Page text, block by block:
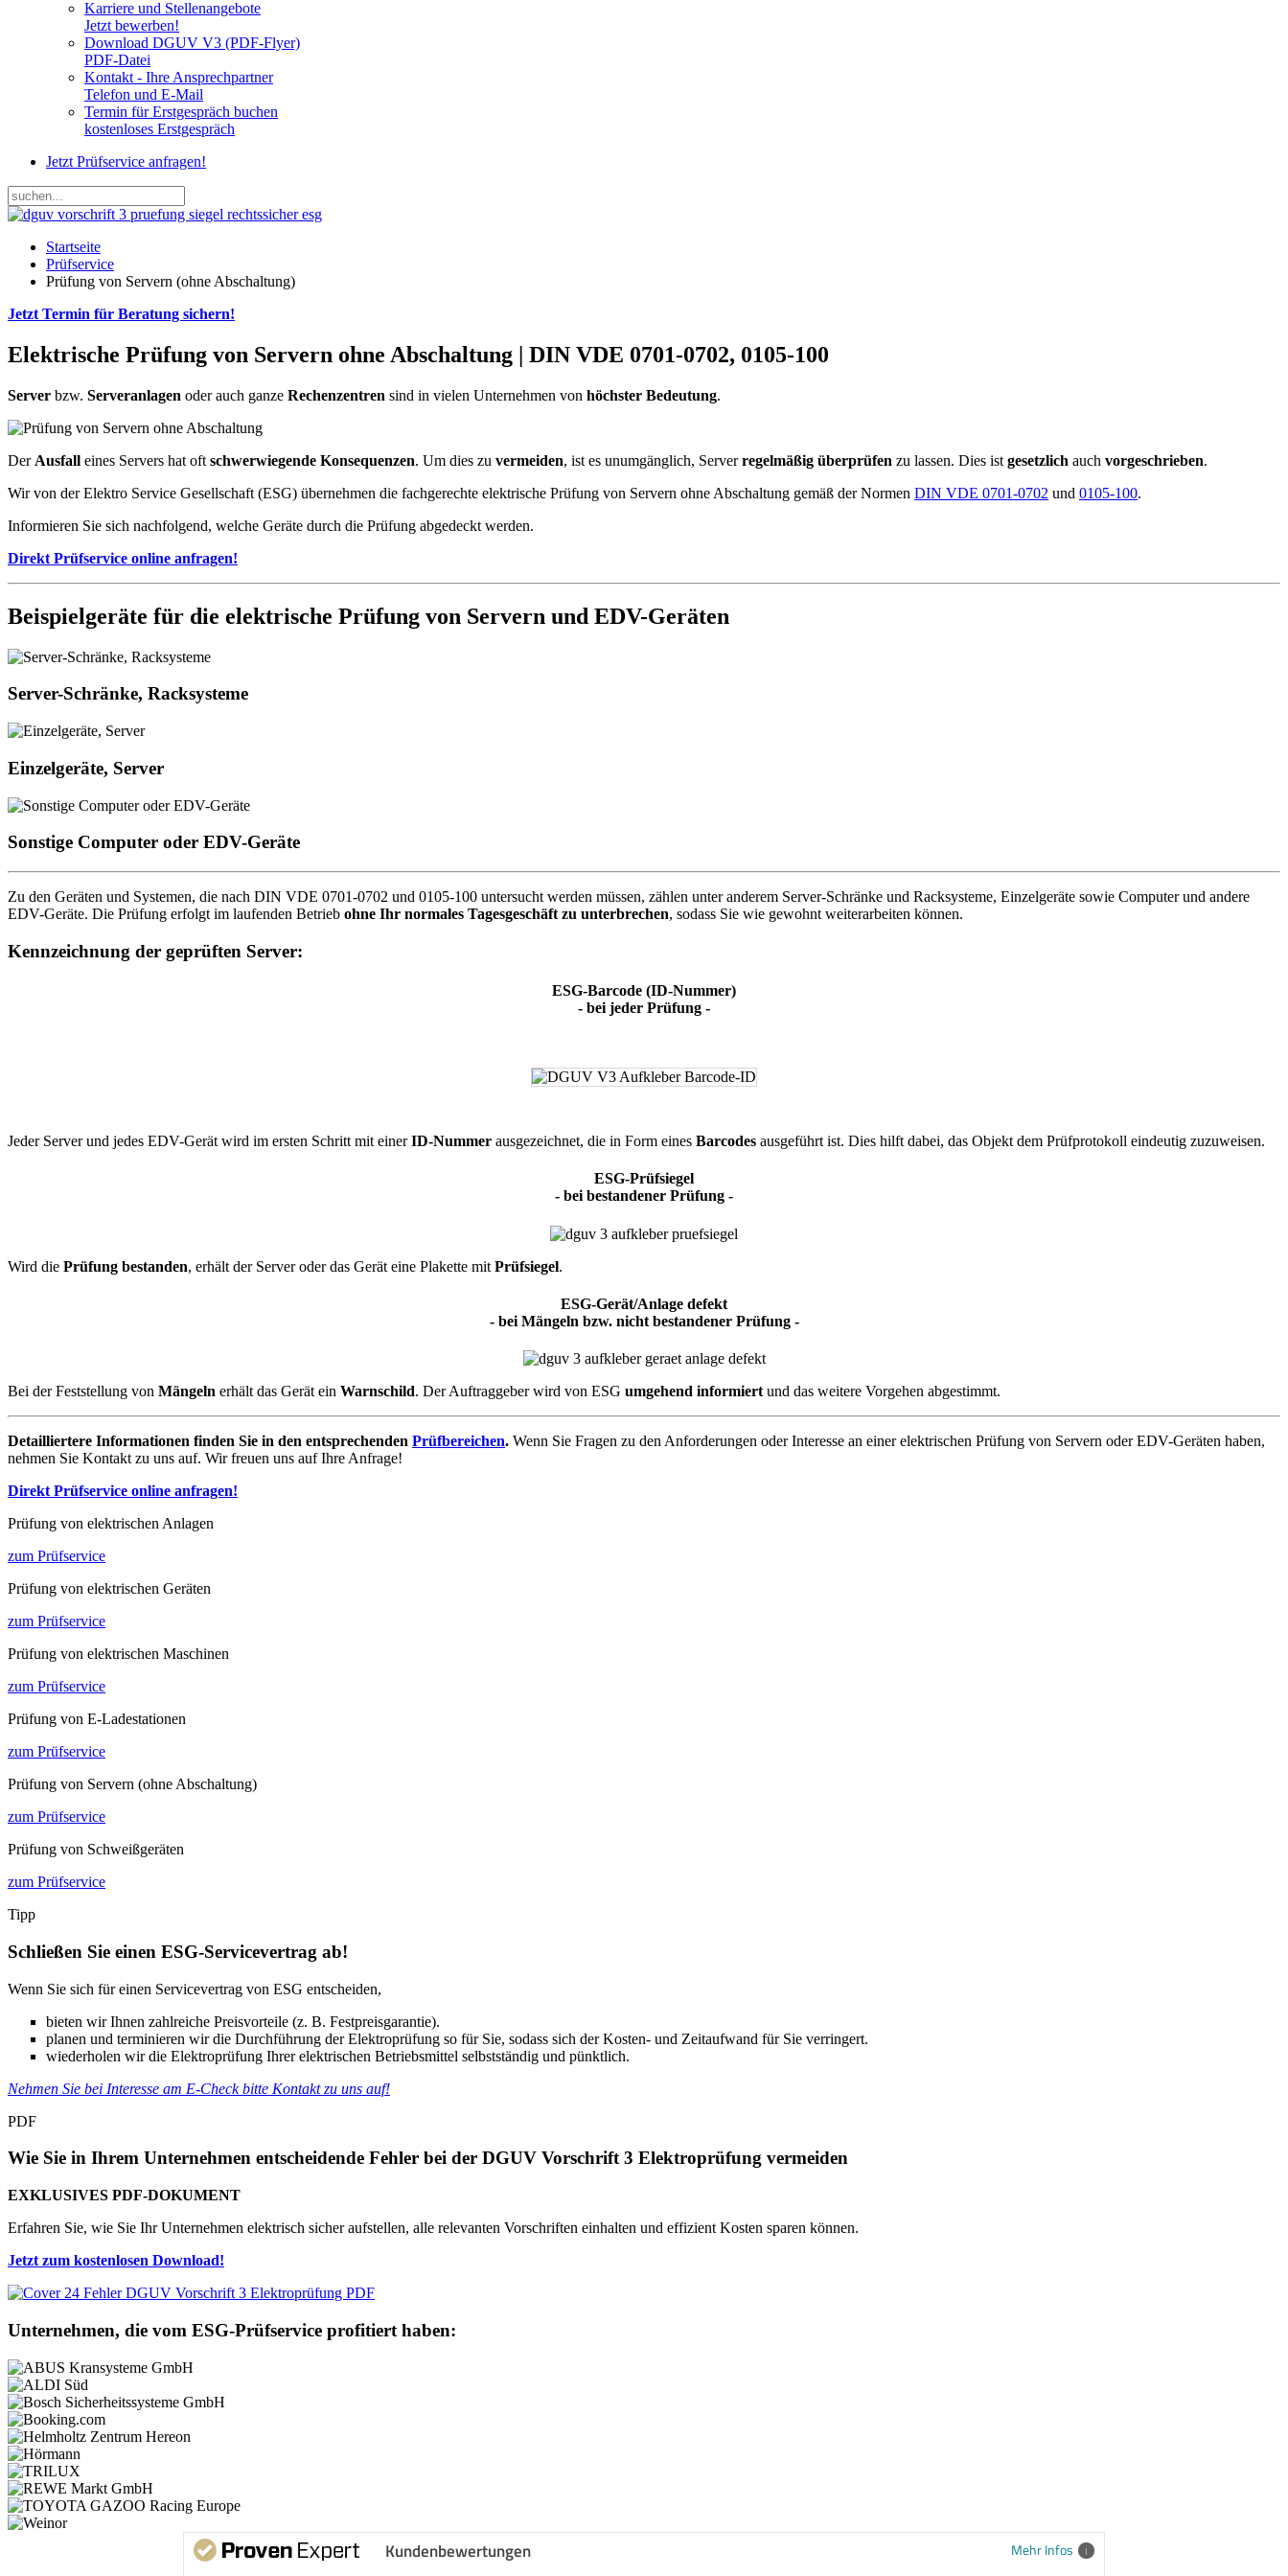
Karriere und Stellenangebote
Jetzt bewerben!
Download DGUV V3 (PDF-Flyer)
PDF-Datei
Kontakt - Ihre Ansprechpartner
Telefon und E-Mail
Termin für Erstgespräch buchen
kostenloses Erstgespräch
Jetzt Prüfservice anfragen!
Startseite
Prüfservice
Prüfung von Servern (ohne Abschaltung)
Jetzt Termin für Beratung sichern!
Elektrische Prüfung von Servern ohne Abschaltung | DIN VDE 0701-0702, 0105-100
Server bzw. Serveranlagen oder auch ganze Rechenzentren sind in vielen Unternehmen von höchster Bedeutung.
Der Ausfall eines Servers hat oft schwerwiegende Konsequenzen. Um dies zu vermeiden, ist es unumgänglich, Serverregelmäßig überprüfen zu lassen. Dies ist gesetzlich auch vorgeschrieben.
Wir von der Elektro Service Gesellschaft (ESG) übernehmen die fachgerechte elektrische Prüfung von Servern ohne Abschaltung gemäß der Normen DIN VDE 0701-0702 und 0105-100.
Informieren Sie sich nachfolgend, welche Geräte durch die Prüfung abgedeckt werden.
Direkt Prüfservice online anfragen!
Beispielgeräte für die elektrische Prüfung von Servern und EDV-Geräten
Server-Schränke, Racksysteme
Einzelgeräte, Server
Sonstige Computer oder EDV-Geräte
Zu den Geräten und Systemen, die nach DIN VDE 0701-0702 und 0105-100 untersucht werden müssen, zählen unter anderem Server-Schränke und Racksysteme, Einzelgeräte sowie Computer und andere
EDV-Geräte. Die Prüfung erfolgt im laufenden Betrieb ohne Ihr normales Tagesgeschäft zu unterbrechen, sodass Sie wie gewohnt weiterarbeiten können.
Kennzeichnung der geprüften Server:
ESG-Barcode (ID-Nummer)
- bei jeder Prüfung -
Jeder Server und jedes EDV-Gerät wird im ersten Schritt mit einerID-Nummer ausgezeichnet, die in Form eines Barcodes ausgeführt ist. Dies hilft dabei, das Objekt dem Prüfprotokoll eindeutig zuzuweisen.
ESG-Prüfsiegel
- bei bestandener Prüfung -
Wird die Prüfung bestanden, erhält der Server oder das Gerät eine Plakette mit Prüfsiegel.
ESG-Gerät/Anlage defekt
- bei Mängeln bzw. nicht bestandener Prüfung -
Bei der Feststellung von Mängeln erhält das Gerät ein Warnschild. Der Auftraggeber wird von ESG umgehend informiert und das weitere Vorgehen abgestimmt.
Detailliertere Informationen finden Sie in den entsprechenden Prüfbereichen. Wenn Sie Fragen zu den Anforderungen oder Interesse an einer elektrischen Prüfung von Servern oder EDV-Geräten haben,
nehmen Sie Kontakt zu uns auf. Wir freuen uns auf Ihre Anfrage!
Direkt Prüfservice online anfragen!
Prüfung von elektrischen Anlagen
zum Prüfservice
Prüfung von elektrischen Geräten
zum Prüfservice
Prüfung von elektrischen Maschinen
zum Prüfservice
Prüfung von E-Ladestationen
zum Prüfservice
Prüfung von Servern (ohne Abschaltung)
zum Prüfservice
Prüfung von Schweißgeräten
zum Prüfservice
Tipp
Schließen Sie einen ESG-Servicevertrag ab!
Wenn Sie sich für einen Servicevertrag von ESG entscheiden,
bieten wir Ihnen zahlreiche Preisvorteile (z. B. Festpreisgarantie).
planen und terminieren wir die Durchführung der Elektroprüfung so für Sie, sodass sich der Kosten- und Zeitaufwand für Sie verringert.
wiederholen wir die Elektroprüfung Ihrer elektrischen Betriebsmittel selbstständig und pünktlich.
Nehmen Sie bei Interesse am E-Check bitte Kontakt zu uns auf!
PDF
Wie Sie in Ihrem Unternehmen entscheidende Fehler bei der DGUV Vorschrift 3 Elektroprüfung vermeiden
EXKLUSIVES PDF-DOKUMENT
Erfahren Sie, wie Sie Ihr Unternehmen elektrisch sicher aufstellen, alle relevanten Vorschriften einhalten und effizient Kosten sparen können.
Jetzt zum kostenlosen Download!
Unternehmen, die vom ESG-Prüfservice profitiert haben:
Mehr Infos
Kundenbewertungen